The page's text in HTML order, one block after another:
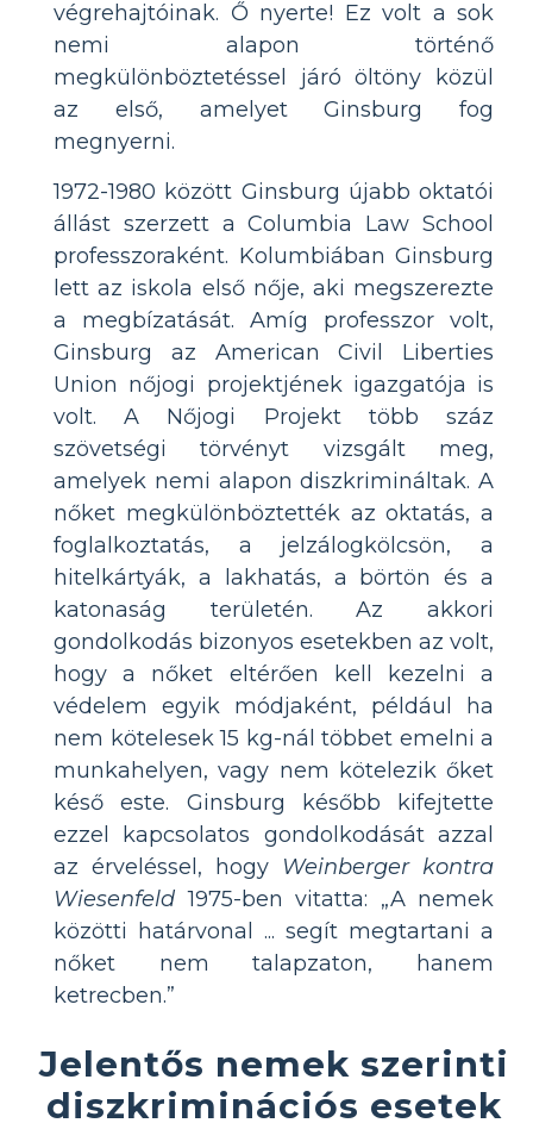
végrehajtóinak. Ő nyerte! Ez volt a sok
nemi alapon történő
megkülönböztetéssel járó öltöny közül
az első, amelyet Ginsburg fog
megnyerni.
1972-1980 között Ginsburg újabb oktatói
állást szerzett a Columbia Law School
professzoraként. Kolumbiában Ginsburg
lett az iskola első nője, aki megszerezte
a megbízatását. Amíg professzor volt,
Ginsburg az American Civil Liberties
Union nőjogi projektjének igazgatója is
volt. A Nőjogi Projekt több száz
szövetségi törvényt vizsgált meg,
amelyek nemi alapon diszkrimináltak. A
nőket megkülönböztették az oktatás, a
foglalkoztatás, a jelzálogkölcsön, a
hitelkártyák, a lakhatás, a börtön és a
katonaság területén. Az akkori
gondolkodás bizonyos esetekben az volt,
hogy a nőket eltérően kell kezelni a
védelem egyik módjaként, például ha
nem kötelesek 15 kg-nál többet emelni a
munkahelyen, vagy nem kötelezik őket
késő este. Ginsburg később kifejtette
ezzel kapcsolatos gondolkodását azzal
az érveléssel, hogy Weinberger kontra
Wiesenfeld 1975-ben vitatta: „A nemek
közötti határvonal ... segít megtartani a
nőket nem talapzaton, hanem
ketrecben.”
Jelentős nemek szerinti
diszkriminációs esetek